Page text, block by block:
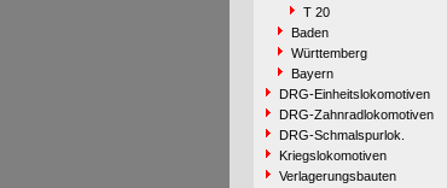
T 20
Baden
Württemberg
Bayern
DRG-Einheitslokomotiven
DRG-Zahnradlokomotiven
DRG-Schmalspurlok.
Kriegslokomotiven
Verlagerungsbauten